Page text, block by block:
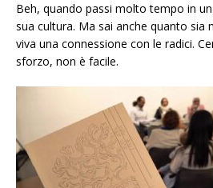
Beh, quando passi molto tempo in
sua cultura. Ma sai anche quanto sia
viva una connessione con le radici.
sforzo, non è facile.